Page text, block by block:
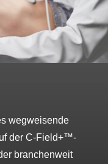
wegweisende
der C-Field+™-
branchenweit